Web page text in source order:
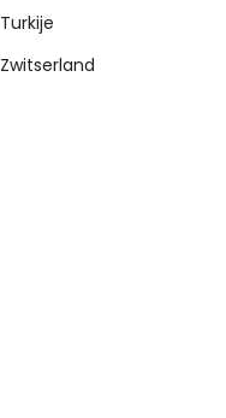
Turkije
Zwitserland